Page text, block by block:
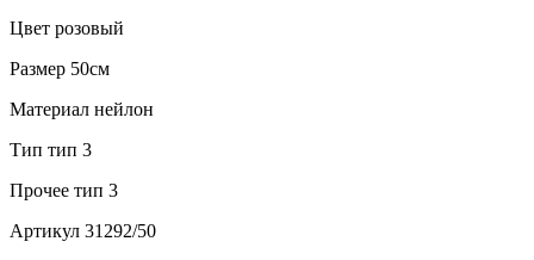
Цвет розовый
Размер 50см
Материал нейлон
Тип тип 3
Прочее тип 3
Артикул 31292/50